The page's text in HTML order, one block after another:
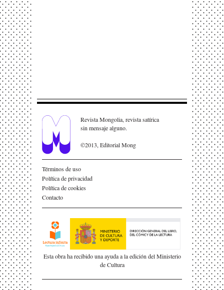
Revista Mongolia, revista satírica
sin mensaje alguno.
©2013, Editorial Mong
Términos de uso
Política de privacidad
Política de cookies
Contacto
Esta obra ha recibido una ayuda a la edición del Ministerio
de Cultura